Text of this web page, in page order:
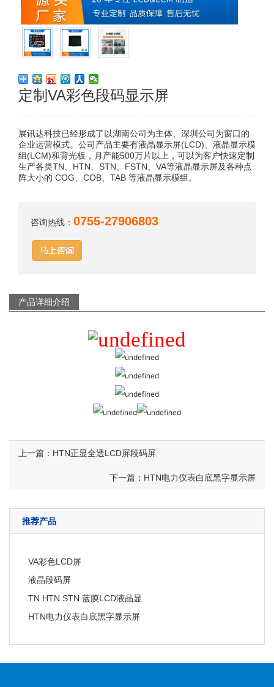
定制VA彩色段码显示屏
展讯达科技已经形成了以湖南公司为主体、深圳公司为窗口的
企业运营模式。公司产品主要有液晶显示屏(LCD)、液晶显示模
组(LCM)和背光板，月产能500万片以上，可以为客户快速定制
生产各类TN、HTN、STN、FSTN、VA等液晶显示屏及各种点
阵大小的 COG、COB、TAB 等液晶显示模组。
咨询热线： 0755-27906803
产品详细介绍
上一篇：HTN正显全透LCD屏段码屏
下一篇：HTN电力仪表白底黑字显示屏
推荐产品
VA彩色LCD屏
液晶段码屏
TN HTN STN 蓝膜LCD液晶显
HTN电力仪表白底黑字显示屏